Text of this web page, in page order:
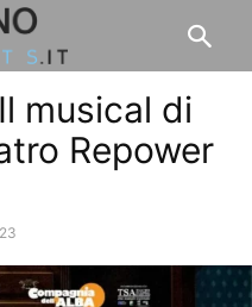
musical di
Repower